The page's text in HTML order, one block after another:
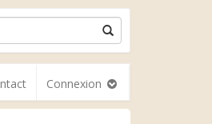
Connexion